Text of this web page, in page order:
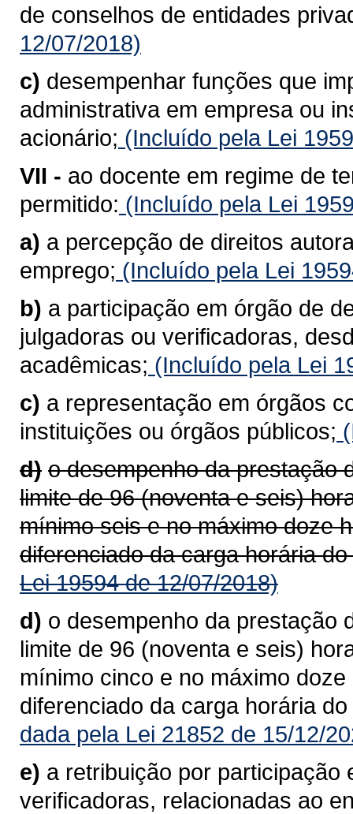
de conselhos de entidades
12/07/2018)
c) desempenhar funções que
administrativa em empresa ou
acionário; (Incluído pela Lei
VII - ao docente em regime de
permitido: (Incluído pela Lei
a) a percepção de direitos
emprego; (Incluído pela Lei
b) a participação em órgão de
julgadoras ou verificadoras,
acadêmicas; (Incluído pela Lei
c) a representação em órgãos
instituições ou órgãos públicos;
d) o desempenho da prestação
limite de 96 (noventa e seis)
mínimo seis e no máximo doze
diferenciado da carga horária
Lei 19594 de 12/07/2018)
d) o desempenho da prestação
limite de 96 (noventa e seis)
mínimo cinco e no máximo
diferenciado da carga horária
dada pela Lei 21852 de 15/12/
e) a retribuição por participação
verificadoras, relacionadas ao